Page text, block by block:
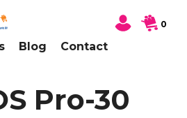
Blog Contact
0
Pro-30